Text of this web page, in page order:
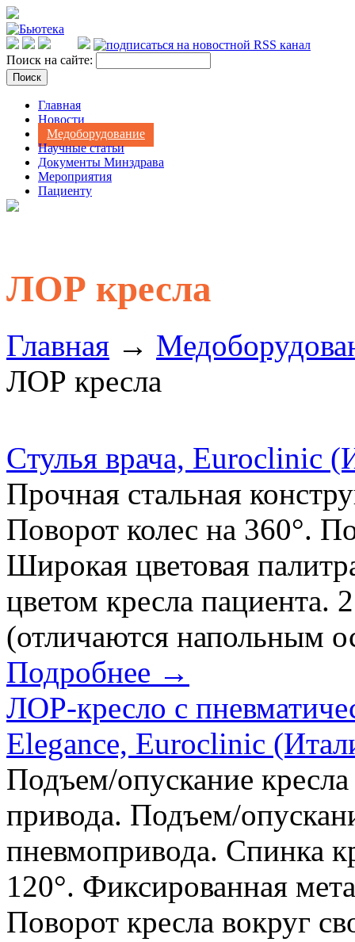
Поиск на сайте:
Главная
Новости
Медоборудование
Научные статьи
Документы Минздрава
Мероприятия
Пациенту
ЛОР кресла
Главная →
ЛОР кресла
Cтулья врача, Euroclinic
Прочная стальная
Поворот колес на 360°.
Широкая цветовая
цветом кресла пациента.
(отличаются напольным
Подробнее →
ЛОР-кресло с
Elegance, Euroclinic
Подъем/опускание
привода. Подъем/
пневмопривода. Спинка
120°. Фиксированная
Поворот кресла вокруг